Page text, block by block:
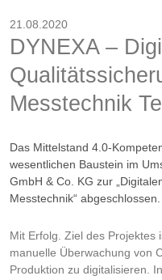
21.08.2020
DYNEXA –
Messtechnik
Das Mittelstand 4.0-
wesentlichen Baustein im
GmbH & Co. KG zur
Messtechnik“ abgeschlossen.
Mit Erfolg. Ziel des Projektes
manuelle Überwachung von
Produktion zu digitalisieren.